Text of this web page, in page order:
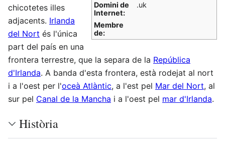
Domini de
Internet:
.uk
Membre
de:
chicotetes illes
adjacents. Irlanda
del Nort és l'única
part del país en una
frontera terrestre, que la separa de la República
d'Irlanda. A banda d'esta frontera, està rodejat al nort
i a l'oest per l'oceà Atlàntic, a l'est pel Mar del Nort, al
sur pel Canal de la Mancha i a l'oest pel mar d'Irlanda.
Història